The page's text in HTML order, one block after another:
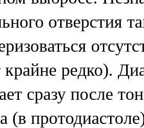
отверстия
крайне редко).
сразу после
(в